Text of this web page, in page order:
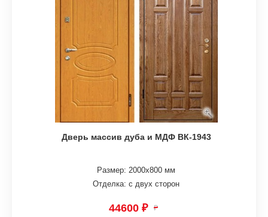
Дверь массив дуба и МДФ ВК-1943
Размер: 2000х800 мм
Отделка: с двух сторон
44600 ₽ ₽